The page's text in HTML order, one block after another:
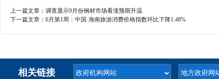
上一篇文章： 调查显示9月份钢材市场看涨预期升温
下一篇文章： 6月第1周：中国·海南旅游消费价格指数环比下降1.48%
相关链接